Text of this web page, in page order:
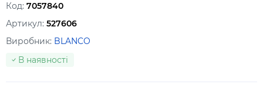
Код: 7057840
Артикул: 527606
Виробник: BLANCO
В наявності